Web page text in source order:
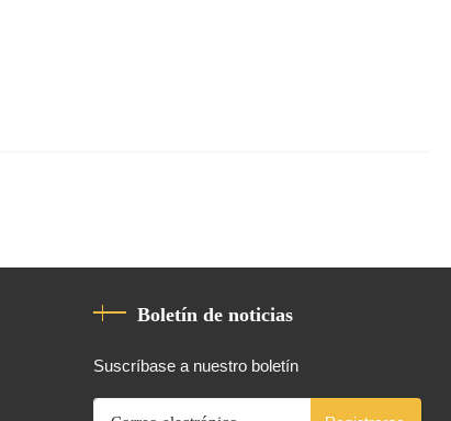
Boletín de noticias
Suscríbase a nuestro boletín